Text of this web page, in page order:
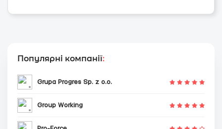
Популярні компанії:
Grupa Progres Sp. z o.o.
Group Working